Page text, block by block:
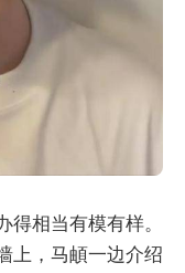
相当有模有样。
上，马頔一边介绍